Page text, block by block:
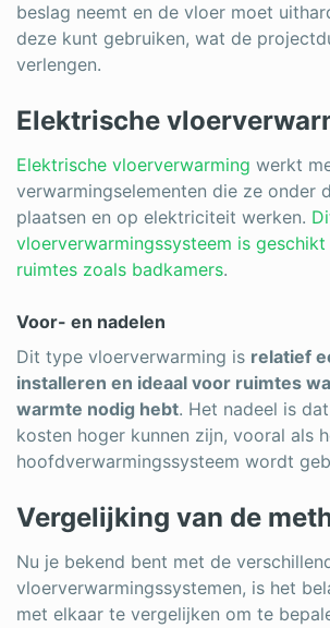
beslag neemt en de vloer moet
deze kunt gebruiken, wat de
verlengen.
Elektrische
Elektrische vloerverwarming werkt
verwarmingselementen die ze onder
plaatsen en op elektriciteit werken.
vloerverwarmingssysteem is
ruimtes zoals badkamers.
Voor- en nadelen
Dit type vloerverwarming is relatief
installeren en ideaal voor ruimtes
warmte nodig hebt. Het nadeel is
kosten hoger kunnen zijn, vooral als
hoofdverwarmingssysteem wordt
Vergelijking van de
Nu je bekend bent met de
vloerverwarmingssystemen, is het
met elkaar te vergelijken om te